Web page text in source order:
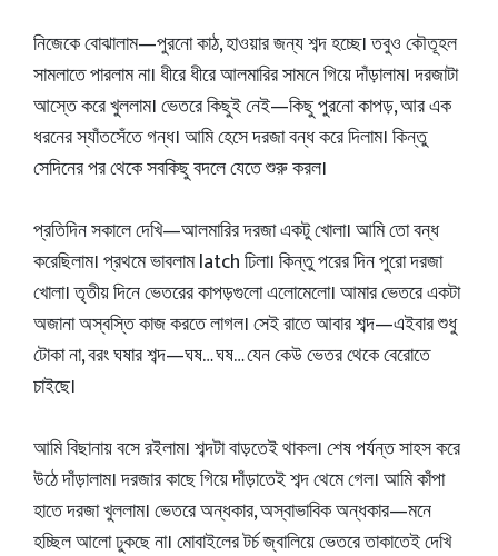
নিজেকে বোঝালাম—পুরনো কাঠ, হাওয়ার জন্য শব্দ হচ্ছে। তবুও কৌতূহল
সামলাতে পারলাম না। ধীরে ধীরে আলমারির সামনে গিয়ে দাঁড়ালাম। দরজাটা
আস্তে করে খুললাম। ভেতরে কিছুই নেই—কিছু পুরনো কাপড়, আর এক
ধরনের স্যাঁতসেঁতে গন্ধ। আমি হেসে দরজা বন্ধ করে দিলাম। কিন্তু
সেদিনের পর থেকে সবকিছু বদলে যেতে শুরু করল।
প্রতিদিন সকালে দেখি—আলমারির দরজা একটু খোলা। আমি তো বন্ধ
করেছিলাম। প্রথমে ভাবলাম latch ঢিলা। কিন্তু পরের দিন পুরো দরজা
খোলা। তৃতীয় দিনে ভেতরের কাপড়গুলো এলোমেলো। আমার ভেতরে একটা
অজানা অস্বস্তি কাজ করতে লাগল। সেই রাতে আবার শব্দ—এইবার শুধু
টোকা না, বরং ঘষার শব্দ—ঘষ… ঘষ… যেন কেউ ভেতর থেকে বেরোতে
চাইছে।
আমি বিছানায় বসে রইলাম। শব্দটা বাড়তেই থাকল। শেষ পর্যন্ত সাহস করে
উঠে দাঁড়ালাম। দরজার কাছে গিয়ে দাঁড়াতেই শব্দ থেমে গেল। আমি কাঁপা
হাতে দরজা খুললাম। ভেতরে অন্ধকার, অস্বাভাবিক অন্ধকার—মনে
হচ্ছিল আলো ঢুকছে না। মোবাইলের টর্চ জ্বালিয়ে ভেতরে তাকাতেই দেখি